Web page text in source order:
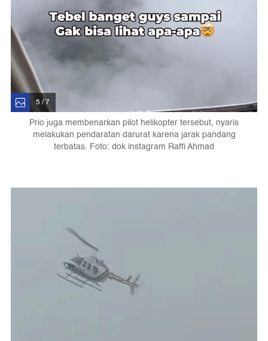
5 / 7
Prio juga membenarkan pilot helikopter tersebut, nyaris
melakukan pendaratan darurat karena jarak pandang
terbatas. Foto: dok instagram Raffi Ahmad